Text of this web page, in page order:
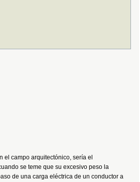
el campo arquitectónico, sería el
se teme que su excesivo peso la
de una carga eléctrica de un conductor a